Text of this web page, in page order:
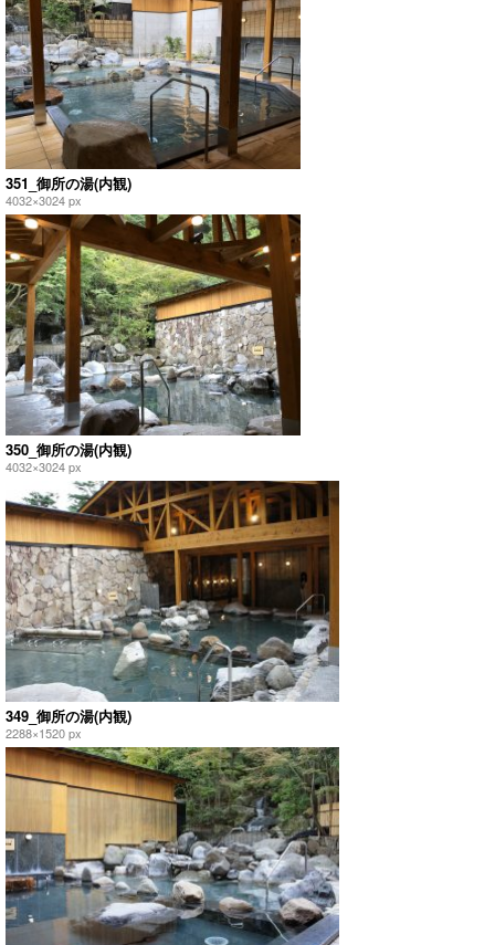
351_御所の湯(内観)
4032×3024 px
350_御所の湯(内観)
4032×3024 px
349_御所の湯(内観)
2288×1520 px